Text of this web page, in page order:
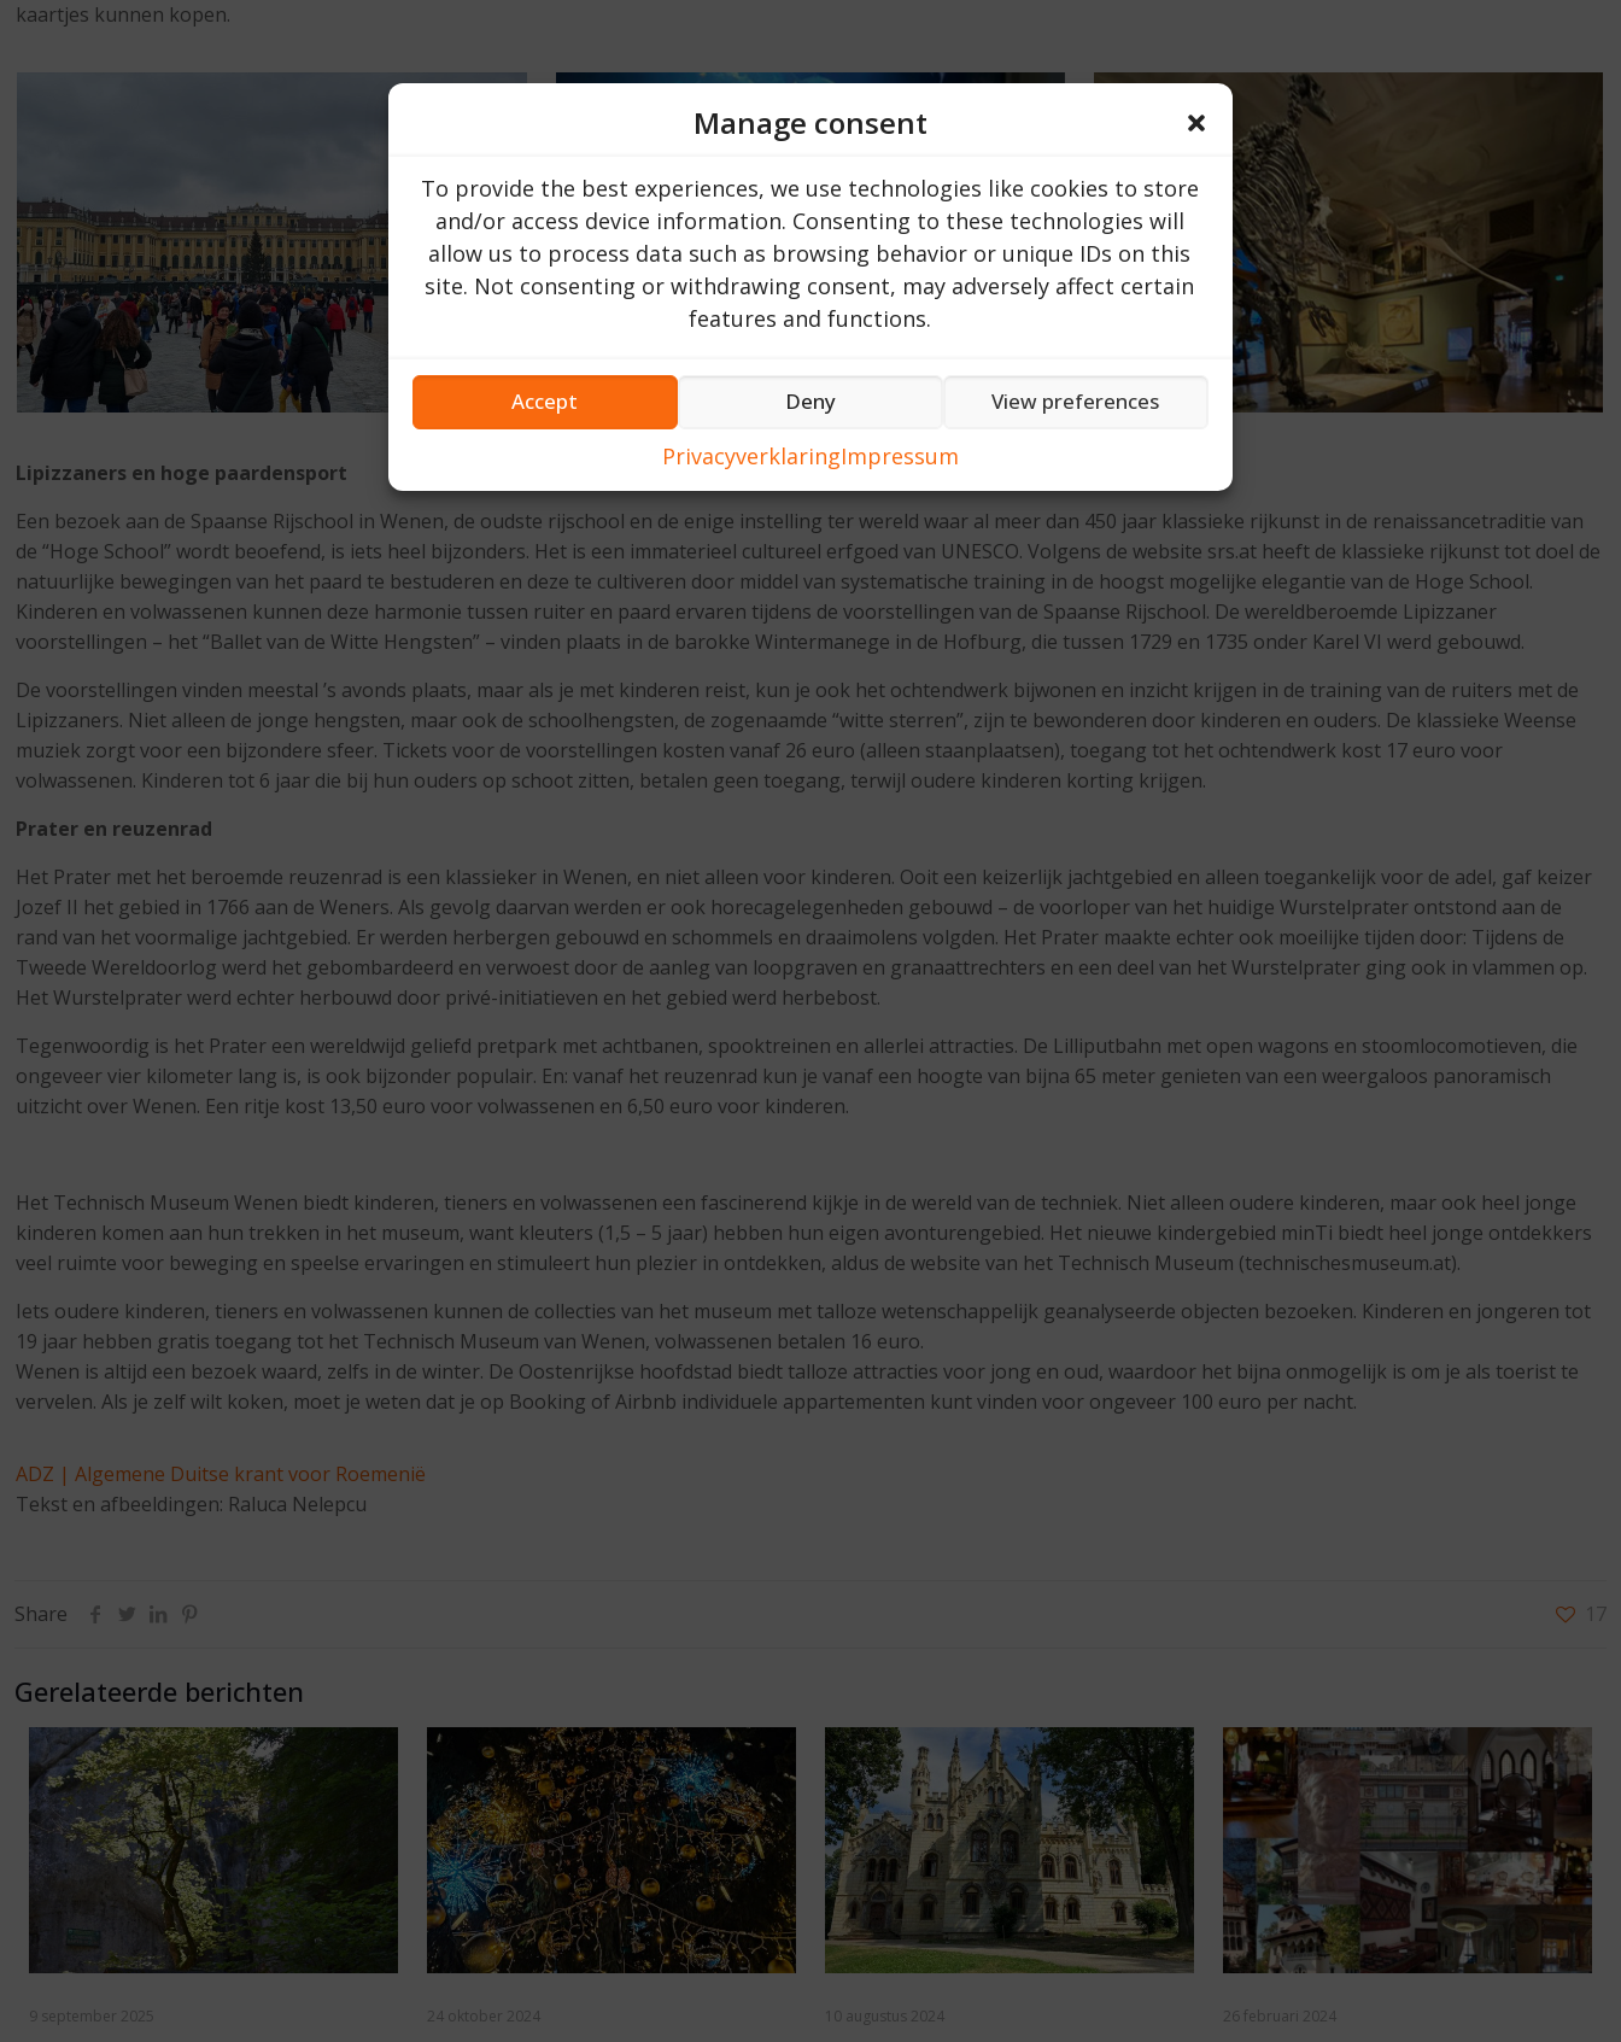
Manage consent
To provide the best experiences, we use technologies like cookies to store
and/or access device information. Consenting to these technologies will
allow us to process data such as browsing behavior or unique IDs on this
site. Not consenting or withdrawing consent, may adversely affect certain
features and functions.
Accept Deny View preferences
PrivacyverklaringImpressum
kaartjes kunnen kopen.
Lipizzaners en hoge paardensport
Een bezoek aan de Spaanse Rijschool in Wenen, de oudste rijschool en de enige instelling ter wereld waar al meer dan 450 jaar klassieke rijkunst in de renaissancetraditie van
de “Hoge School” wordt beoefend, is iets heel bijzonders. Het is een immaterieel cultureel erfgoed van UNESCO. Volgens de website srs.at heeft de klassieke rijkunst tot doel de
natuurlijke bewegingen van het paard te bestuderen en deze te cultiveren door middel van systematische training in de hoogst mogelijke elegantie van de Hoge School.
Kinderen en volwassenen kunnen deze harmonie tussen ruiter en paard ervaren tijdens de voorstellingen van de Spaanse Rijschool. De wereldberoemde Lipizzaner
voorstellingen – het “Ballet van de Witte Hengsten” – vinden plaats in de barokke Wintermanege in de Hofburg, die tussen 1729 en 1735 onder Karel VI werd gebouwd.
De voorstellingen vinden meestal ’s avonds plaats, maar als je met kinderen reist, kun je ook het ochtendwerk bijwonen en inzicht krijgen in de training van de ruiters met de
Lipizzaners. Niet alleen de jonge hengsten, maar ook de schoolhengsten, de zogenaamde “witte sterren”, zijn te bewonderen door kinderen en ouders. De klassieke Weense
muziek zorgt voor een bijzondere sfeer. Tickets voor de voorstellingen kosten vanaf 26 euro (alleen staanplaatsen), toegang tot het ochtendwerk kost 17 euro voor
volwassenen. Kinderen tot 6 jaar die bij hun ouders op schoot zitten, betalen geen toegang, terwijl oudere kinderen korting krijgen.
Prater en reuzenrad
Het Prater met het beroemde reuzenrad is een klassieker in Wenen, en niet alleen voor kinderen. Ooit een keizerlijk jachtgebied en alleen toegankelijk voor de adel, gaf keizer
Jozef II het gebied in 1766 aan de Weners. Als gevolg daarvan werden er ook horecagelegenheden gebouwd – de voorloper van het huidige Wurstelprater ontstond aan de
rand van het voormalige jachtgebied. Er werden herbergen gebouwd en schommels en draaimolens volgden. Het Prater maakte echter ook moeilijke tijden door: Tijdens de
Tweede Wereldoorlog werd het gebombardeerd en verwoest door de aanleg van loopgraven en granaattrechters en een deel van het Wurstelprater ging ook in vlammen op.
Het Wurstelprater werd echter herbouwd door privé-initiatieven en het gebied werd herbebost.
Tegenwoordig is het Prater een wereldwijd geliefd pretpark met achtbanen, spooktreinen en allerlei attracties. De Lilliputbahn met open wagons en stoomlocomotieven, die
ongeveer vier kilometer lang is, is ook bijzonder populair. En: vanaf het reuzenrad kun je vanaf een hoogte van bijna 65 meter genieten van een weergaloos panoramisch
uitzicht over Wenen. Een ritje kost 13,50 euro voor volwassenen en 6,50 euro voor kinderen.
Het Technisch Museum Wenen biedt kinderen, tieners en volwassenen een fascinerend kijkje in de wereld van de techniek. Niet alleen oudere kinderen, maar ook heel jonge
kinderen komen aan hun trekken in het museum, want kleuters (1,5 – 5 jaar) hebben hun eigen avonturengebied. Het nieuwe kindergebied minTi biedt heel jonge ontdekkers
veel ruimte voor beweging en speelse ervaringen en stimuleert hun plezier in ontdekken, aldus de website van het Technisch Museum (technischesmuseum.at).
Iets oudere kinderen, tieners en volwassenen kunnen de collecties van het museum met talloze wetenschappelijk geanalyseerde objecten bezoeken. Kinderen en jongeren tot
19 jaar hebben gratis toegang tot het Technisch Museum van Wenen, volwassenen betalen 16 euro.
Wenen is altijd een bezoek waard, zelfs in de winter. De Oostenrijkse hoofdstad biedt talloze attracties voor jong en oud, waardoor het bijna onmogelijk is om je als toerist te
vervelen. Als je zelf wilt koken, moet je weten dat je op Booking of Airbnb individuele appartementen kunt vinden voor ongeveer 100 euro per nacht.
ADZ | Algemene Duitse krant voor Roemenië
Tekst en afbeeldingen: Raluca Nelepcu
Share 17
Gerelateerde berichten
9 september 2025 24 oktober 2024 10 augustus 2024 26 februari 2024